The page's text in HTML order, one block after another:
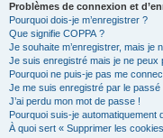
Problèmes de connexion et
Pourquoi dois-je m’enregistrer ?
Que signifie COPPA ?
Je souhaite m’enregistrer, mais je
Je suis enregistré mais je ne peux
Pourquoi ne puis-je pas me
Je me suis enregistré par le
J’ai perdu mon mot de passe !
Pourquoi suis-je automatiquement
À quoi sert « Supprimer les